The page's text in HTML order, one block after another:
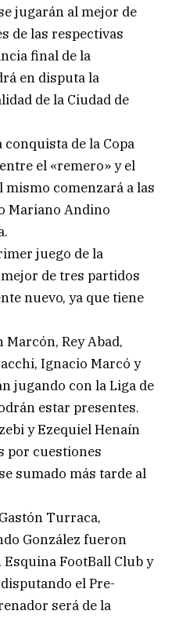
jugarán al mejor de
de las respectivas
final de la
en disputa la
de la Ciudad de
de la Copa
el «remero» y el
comenzará a las
Mariano Andino
juego de la
de tres partidos
nuevo, ya que tiene
Rey Abad,
Ignacio Marcó y
jugando con la Liga de
estar presentes.
y Ezequiel Henaín
por cuestiones
sumado más tarde al
Turraca,
González fueron
Esquina FootBall Club y
el Pre-
será de la